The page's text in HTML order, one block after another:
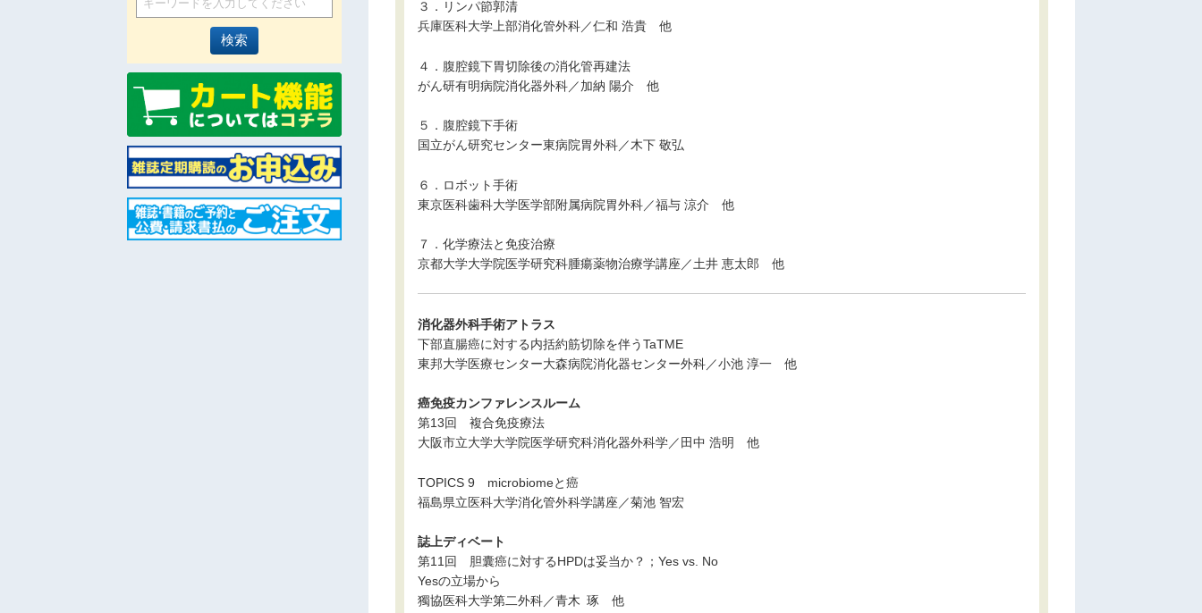
３．リンパ節郭清
兵庫医科大学上部消化管外科／仁和 浩貴 他
４．腹腔鏡下胃切除後の消化管再建法
がん研有明病院消化器外科／加納 陽介 他
５．腹腔鏡下手術
国立がん研究センター東病院胃外科／木下 敬弘
６．ロボット手術
東京医科歯科大学医学部附属病院胃外科／福与 涼介 他
７．化学療法と免疫治療
京都大学大学院医学研究科腫瘍薬物治療学講座／土井 恵太郎 他
消化器外科手術アトラス
下部直腸癌に対する内括約筋切除を伴うTaTME
東邦大学医療センター大森病院消化器センター外科／小池 淳一 他
癌免疫カンファレンスルーム
第13回 複合免疫療法
大阪市立大学大学院医学研究科消化器外科学／田中 浩明 他
TOPICS 9 microbiomeと癌
福島県立医科大学消化管外科学講座／菊池 智宏
誌上ディベート
第11回 胆囊癌に対するHPDは妥当か？；Yes vs. No
Yesの立場から
獨協医科大学第二外科／青木 琢 他